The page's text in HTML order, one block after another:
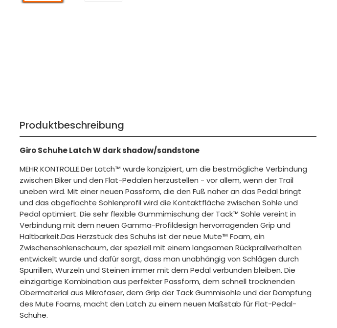
Produktbeschreibung
Giro Schuhe Latch W dark shadow/sandstone
MEHR KONTROLLE.Der Latch™ wurde konzipiert, um die bestmögliche Verbindung
zwischen Biker und den Flat-Pedalen herzustellen - vor allem, wenn der Trail
uneben wird. Mit einer neuen Passform, die den Fuß näher an das Pedal bringt
und das abgeflachte Sohlenprofil wird die Kontaktfläche zwischen Sohle und
Pedal optimiert. Die sehr flexible Gummimischung der Tack™ Sohle vereint in
Verbindung mit dem neuen Gamma-Profildesign hervorragenden Grip und
Haltbarkeit.Das Herzstück des Schuhs ist der neue Mute™ Foam, ein
Zwischensohlenschaum, der speziell mit einem langsamen Rückprallverhalten
entwickelt wurde und dafür sorgt, dass man unabhängig von Schlägen durch
Spurrillen, Wurzeln und Steinen immer mit dem Pedal verbunden bleiben. Die
einzigartige Kombination aus perfekter Passform, dem schnell trocknenden
Obermaterial aus Mikrofaser, dem Grip der Tack Gummisohle und der Dämpfung
des Mute Foams, macht den Latch zu einem neuen Maßstab für Flat-Pedal-
Schuhe.